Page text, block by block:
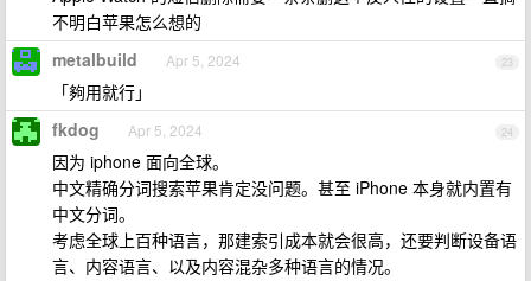
不明白苹果怎么想的
23
metalbuild Apr 5, 2024
「夠用就行」
24
fkdog Apr 5, 2024
因为 iphone 面向全球。
中文精确分词搜索苹果肯定没问题。甚至 iPhone 本身就内置有
中文分词。
考虑全球上百种语言，那建索引成本就会很高，还要判断设备语
言、内容语言、以及内容混杂多种语言的情况。